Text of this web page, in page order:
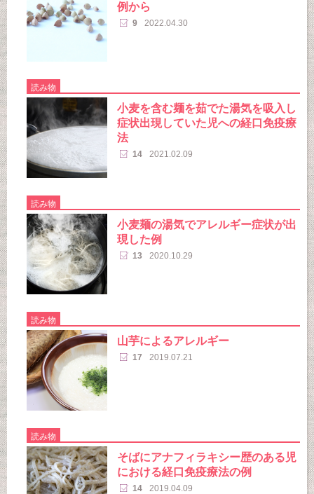
例から
9 2022.04.30
読み物
小麦を含む麺を茹でた湯気を吸入し
症状出現していた児への経口免疫療
法
14 2021.02.09
読み物
小麦麺の湯気でアレルギー症状が出
現した例
13 2020.10.29
読み物
山芋によるアレルギー
17 2019.07.21
読み物
そばにアナフィラキシー歴のある児
における経口免疫療法の例
14 2019.04.09